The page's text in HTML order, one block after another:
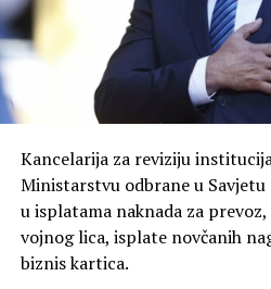
Kancelarija za reviziju
Ministarstvu odbrane u
u isplatama naknada za
vojnog lica, isplate novčanih
biznis kartica.